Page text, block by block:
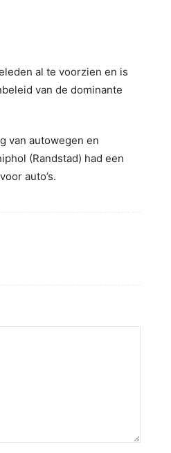
al te voorzien en is
van de dominante
van autowegen en
(Randstad) had een
auto’s.